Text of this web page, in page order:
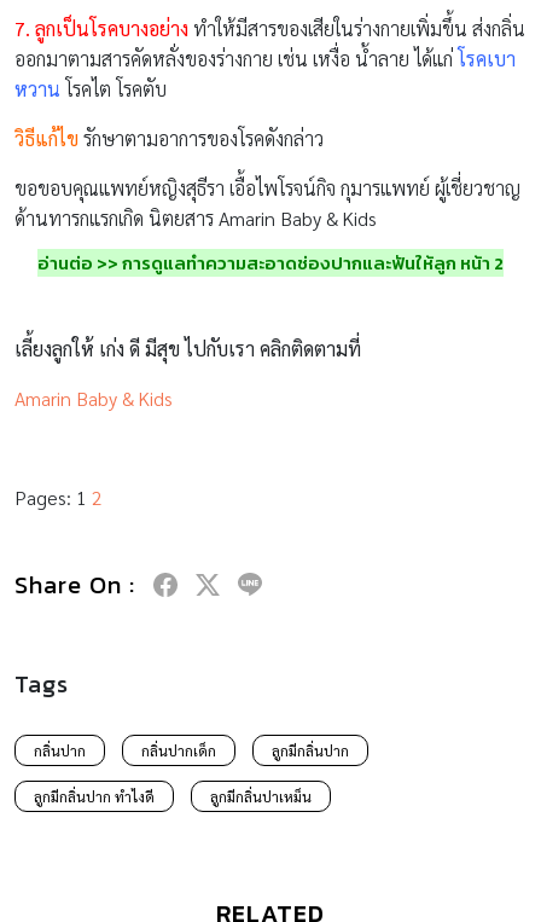
7. ลูกเป็นโรคบางอย่าง ทำให้มีสารของเสียในร่างกายเพิ่มขึ้น ส่งกลิ่น
ออกมาตามสารคัดหลั่งของร่างกาย เช่น เหงื่อ น้ำลาย ได้แก่โรคเบา
หวาน โรคไต โรคตับ
วิธีแก้ไข รักษาตามอาการของโรคดังกล่าว
ขอขอบคุณแพทย์หญิงสุธีรา เอื้อไพโรจน์กิจ กุมารแพทย์ ผู้เชี่ยวชาญ
ด้านทารกแรกเกิด นิตยสาร Amarin Baby & Kids
อ่านต่อ >> การดูแลทำความสะอาดช่องปากและฟันให้ลูก หน้า 2
เลี้ยงลูกให้ เก่ง ดี มีสุข ไปกับเรา คลิกติดตามที่
Amarin Baby & Kids
Pages: 1 2
Share On :
Tags
กลิ่นปาก กลิ่นปากเด็ก ลูกมีกลิ่นปาก
ลูกมีกลิ่นปาก ทำไงดี ลูกมีกลิ่นปาเหม็น
RELATED